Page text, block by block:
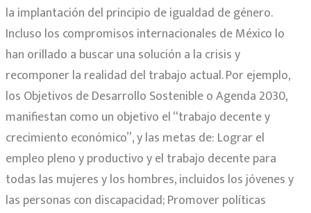
la implantación del principio de igualdad de género.
Incluso los compromisos internacionales de México lo
han orillado a buscar una solución a la crisis y
recomponer la realidad del trabajo actual. Por ejemplo,
los Objetivos de Desarrollo Sostenible o Agenda 2030,
manifiestan como un objetivo el “trabajo decente y
crecimiento económico”, y las metas de: Lograr el
empleo pleno y productivo y el trabajo decente para
todas las mujeres y los hombres, incluidos los jóvenes y
las personas con discapacidad; Promover políticas